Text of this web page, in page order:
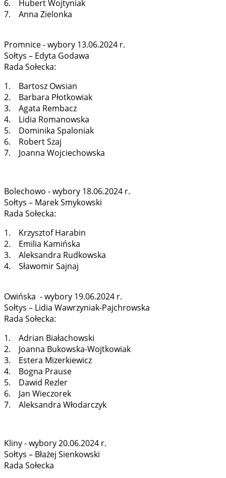
6. Hubert Wojtyniak
7. Anna Zielonka
Promnice - wybory 13.06.2024 r.
Sołtys – Edyta Godawa
Rada Sołecka:
1. Bartosz Owsian
2. Barbara Płotkowiak
3. Agata Rembacz
4. Lidia Romanowska
5. Dominika Spaloniak
6. Robert Szaj
7. Joanna Wojciechowska
Bolechowo - wybory 18.06.2024 r.
Sołtys – Marek Smykowski
Rada Sołecka:
1. Krzysztof Harabin
2. Emilia Kamińska
3. Aleksandra Rudkowska
4. Sławomir Sajnaj
Owińska - wybory 19.06.2024 r.
Sołtys – Lidia Wawrzyniak-Pajchrowska
Rada Sołecka:
1. Adrian Białachowski
2. Joanna Bukowska-Wojtkowiak
3. Estera Mizerkiewicz
4. Bogna Prause
5. Dawid Rezler
6. Jan Wieczorek
7. Aleksandra Włodarczyk
Kliny - wybory 20.06.2024 r.
Sołtys – Błażej Sienkowski
Rada Sołecka